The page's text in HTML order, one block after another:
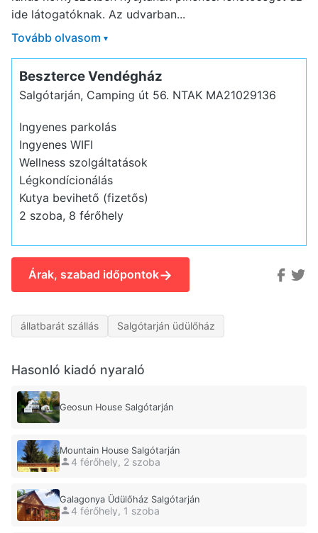
ide látogatóknak. Az udvarban...
Tovább olvasom ▾
Beszterce Vendégház
Salgótarján, Camping út 56. NTAK MA21029136
Ingyenes parkolás
Ingyenes WIFI
Wellness szolgáltatások
Légkondícionálás
Kutya bevihető (fizetős)
2 szoba, 8 férőhely
Árak, szabad időpontok→
állatbarát szállás Salgótarján üdülőház
Hasonló kiadó nyaraló
Geosun House Salgótarján
Mountain House Salgótarján
4 férőhely, 2 szoba
Galagonya Üdülőház Salgótarján
4 férőhely, 1 szoba